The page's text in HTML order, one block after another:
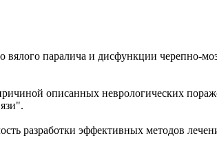
паралича и дисфункции черепно-
описанных неврологических
разработки эффективных методов